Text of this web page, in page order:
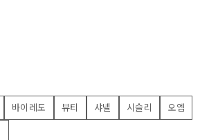
바이레도 뷰티 샤넬 시슬리
오엠